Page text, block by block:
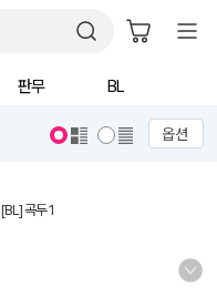
판무 BL
옵션
[BL] 곡두 1